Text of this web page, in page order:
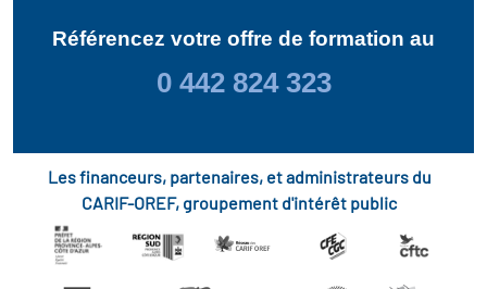
Référencez votre offre de formation au
0 442 824 323
Les financeurs, partenaires, et administrateurs du
CARIF-OREF, groupement d'intérêt public